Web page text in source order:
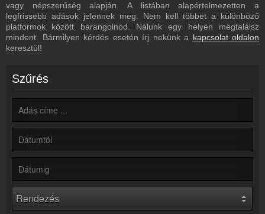
Frekvenciák
Rádió 1 Eger - Gyöngyös - Hatvan frekvencia
Műsorújság
Webkamera
Rádió 1 Eger - Gyöngyös - Hatvan webkamera, élőkép
Hírek
Rádió 1 Eger - Gyöngyös - Hatvan kapcsolatos hírek
Kapcsolat
Partnerek
Rádió beágyazás
Ágyazd be weboldaladba
vagy népszerűség alapján. A listában alapértelmezetten a
legfrissebb adások jelennek meg. Nem kell többet a különböző
platformok között barangolnod. Nálunk egy helyen megtalálsz
mindent. Bármilyen kérdés esetén írj nekünk a kapcsolat oldalon
keresztül!
Szűrés